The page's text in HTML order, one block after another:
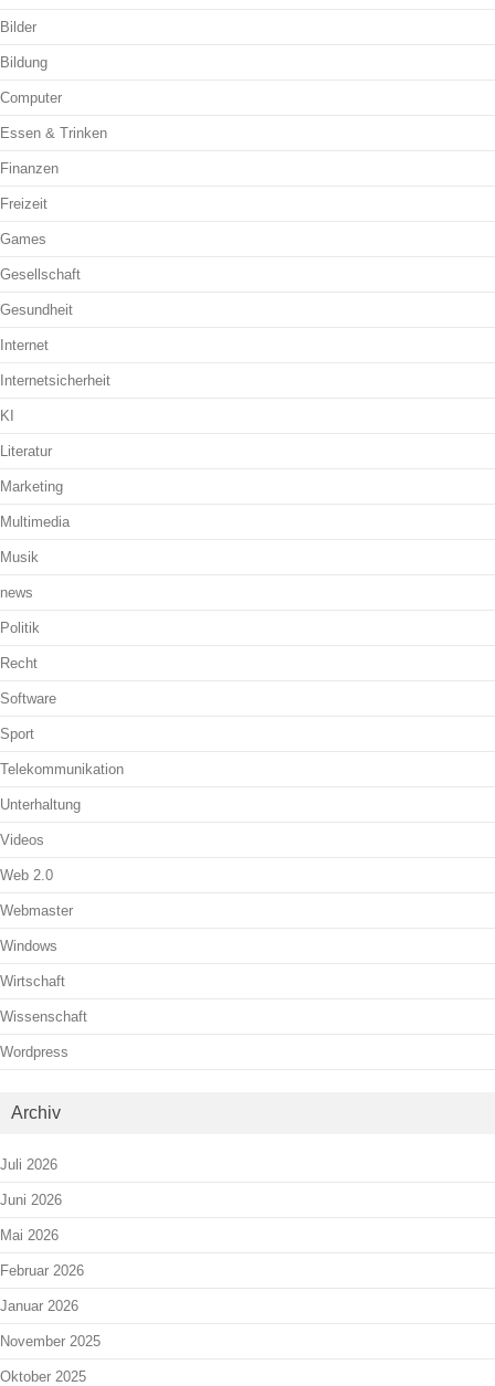
Bilder
Bildung
Computer
Essen & Trinken
Finanzen
Freizeit
Games
Gesellschaft
Gesundheit
Internet
Internetsicherheit
KI
Literatur
Marketing
Multimedia
Musik
news
Politik
Recht
Software
Sport
Telekommunikation
Unterhaltung
Videos
Web 2.0
Webmaster
Windows
Wirtschaft
Wissenschaft
Wordpress
Archiv
Juli 2026
Juni 2026
Mai 2026
Februar 2026
Januar 2026
November 2025
Oktober 2025